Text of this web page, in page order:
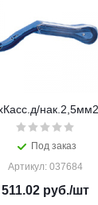
Под заказ
Артикул: 037684
511.02 руб./шт